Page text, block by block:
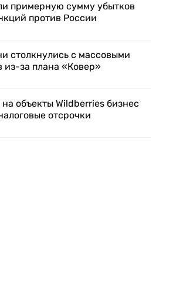
примерную сумму убытков
против России
столкнулись с массовыми
из-за плана «Ковер»
объекты Wildberries бизнес
отсрочки